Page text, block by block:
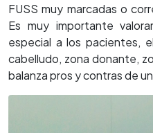
FUSS muy marcadas o
Es muy importante
especial a los pacientes,
cabelludo, zona donante,
balanza pros y contras de